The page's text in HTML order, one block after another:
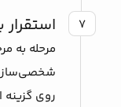
۷ استقرار
روی گزینه